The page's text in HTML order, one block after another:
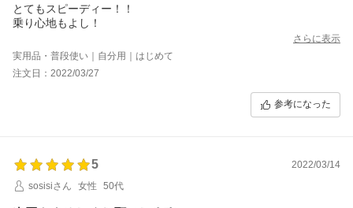
とてもスピーディー！！
乗り心地もよし！
さらに表示
実用品・普段使い｜自分用｜はじめて
注文日：2022/03/27
参考になった
5
2022/03/14
sosisiさん
女性 50代